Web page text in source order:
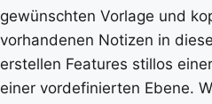
gewünschten Vorlage und
vorhandenen Notizen in
erstellen Features stillos
einer vordefinierten Ebene.